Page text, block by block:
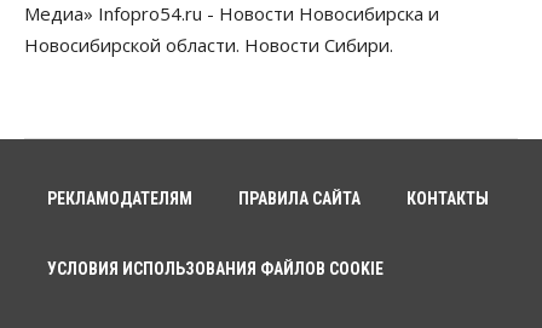
Медиа» Infopro54.ru - Новости Новосибирска и
Новосибирской области. Новости Сибири.
РЕКЛАМОДАТЕЛЯМ ПРАВИЛА САЙТА КОНТАКТЫ
УСЛОВИЯ ИСПОЛЬЗОВАНИЯ ФАЙЛОВ COOKIE